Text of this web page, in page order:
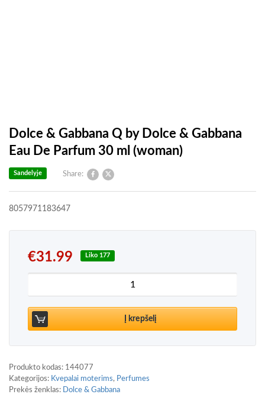
Dolce & Gabbana Q by Dolce & Gabbana
Eau De Parfum 30 ml (woman)
Share:
Sandelyje
8057971183647
€31.99 Liko 177
produkto kiekis: Dolce & Gabbana Q by Dolce &
Į krepšelį
Produkto kodas: 144077
Kategorijos: Kvepalai moterims, Perfumes
Prekės ženklas: Dolce & Gabbana